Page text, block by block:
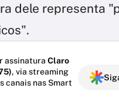
dele representa
assinatura Claro
, via streaming
canais nas Smart